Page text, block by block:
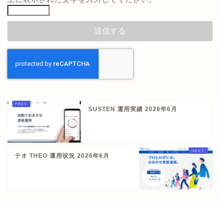
SUSTEN 運用実績 2026年6月
テオ THEO 運用状況 2026年6月